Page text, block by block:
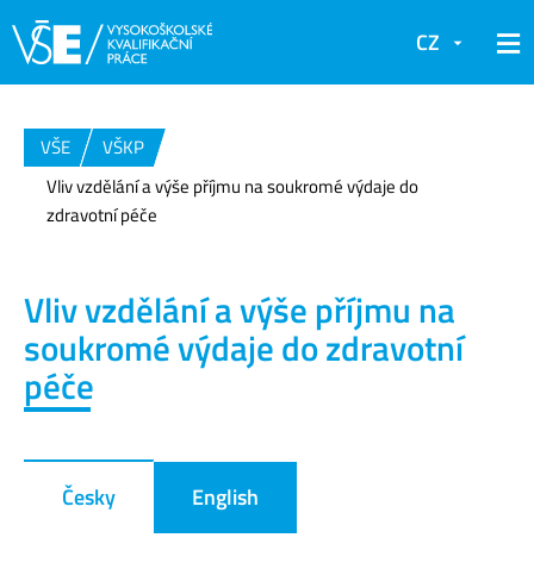
CZ
VŠE
VŠKP
Vliv vzdělání a výše příjmu na soukromé výdaje do
zdravotní péče
Vliv vzdělání a výše příjmu na
soukromé výdaje do zdravotní
péče
Česky English